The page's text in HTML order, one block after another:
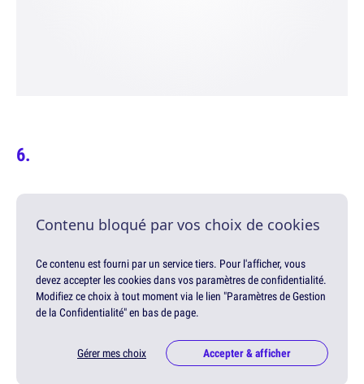
Contenu bloqué par vos choix de cookies
Ce contenu est fourni par un service tiers. Pour l'afficher, vous
devez accepter les cookies dans vos paramètres de confidentialité.
Modifiez ce choix à tout moment via le lien "Paramètres de Gestion
de la Confidentialité" en bas de page.
Gérer mes choix Accepter & afficher